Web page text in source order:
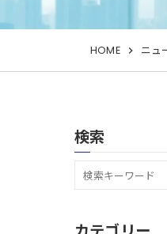
HOME ニュ
検索